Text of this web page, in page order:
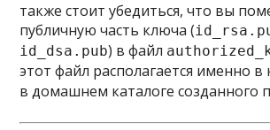
также стоит убедиться, что вы
публичную часть ключа (
id_dsa.pub) в файл
этот файл располагается именно в
в домашнем каталоге созданного